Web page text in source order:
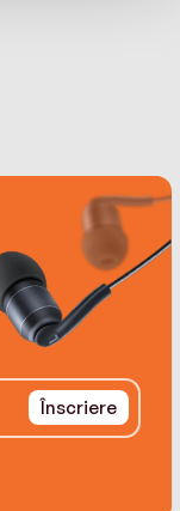
sau Pisici
Florida,
Înscriere